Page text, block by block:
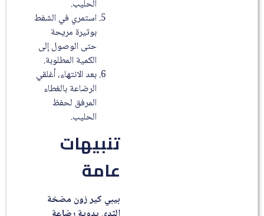
الحليب.
استمري في الشفط
بوتيرة مريحة
حتى الوصول إلى
الكمية المطلوبة.
بعد الانتهاء، أغلقي
الرضاعة بالغطاء
المرفق لحفظ
الحليب.
تنبيهات
عامة
بيبي كير زون مضخة